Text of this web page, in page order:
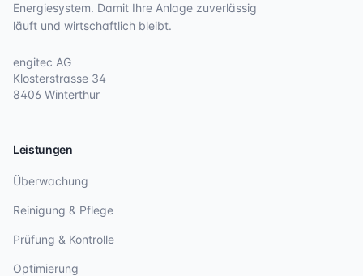
Energiesystem. Damit Ihre Anlage zuverlässig
läuft und wirtschaftlich bleibt.
engitec AG
Klosterstrasse 34
8406 Winterthur
Leistungen
Überwachung
Reinigung & Pflege
Prüfung & Kontrolle
Optimierung